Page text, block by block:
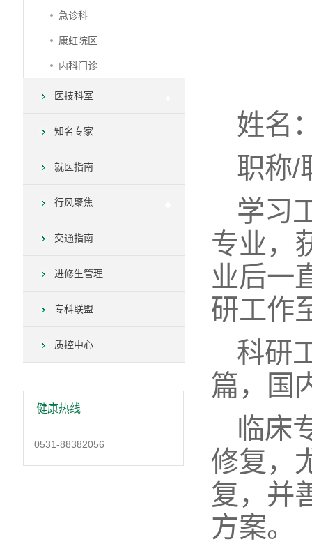
急诊科
康虹院区
内科门诊
医技科室
知名专家
就医指南
行风聚焦
交通指南
进修生管理
专科联盟
质控中心
健康热线
0531-88382056
姓名
职称/
学习
专业，
业后一
研工作
科研
篇，国
临床
修复，
复，并
方案。